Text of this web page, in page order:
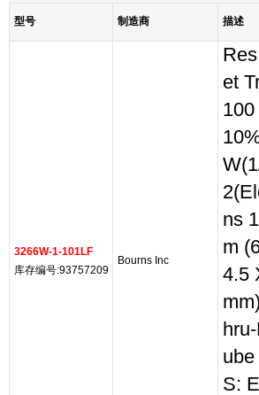
型号 制造商 描述
3266W-1-101LF
库存编号:93757209
Bourns Inc
et
100
ns
m
4.5
S: